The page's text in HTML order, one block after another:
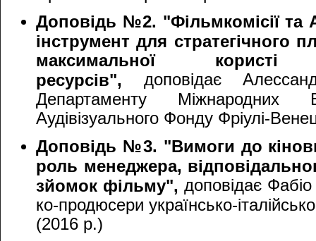
Доповідь №2. "Фільмкомісії та
інструмент для стратегічного
максимальної
ресурсів", доповідає
Департаменту Міжнародних
Аудівізуального Фонду Фріулі-
Доповідь №3. "Вимоги до
роль менеджера,
зйомок фільму", доповідає
ко-продюсери українсько-
(2016 р.)